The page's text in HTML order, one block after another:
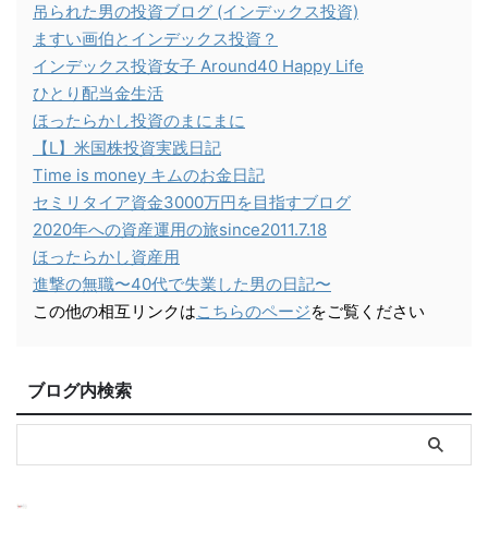
吊られた男の投資ブログ (インデックス投資)
ますい画伯とインデックス投資？
インデックス投資女子 Around40 Happy Life
ひとり配当金生活
ほったらかし投資のまにまに
【L】米国株投資実践日記
Time is money キムのお金日記
セミリタイア資金3000万円を目指すブログ
2020年への資産運用の旅since2011.7.18
ほったらかし資産用
進撃の無職〜40代で失業した男の日記〜
この他の相互リンクはこちらのページをご覧ください
ブログ内検索